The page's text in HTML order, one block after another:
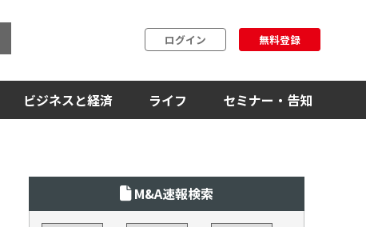
ログイン 無料登録
ビジネスと経済 ライフ セミナー・告知
M&A速報検索